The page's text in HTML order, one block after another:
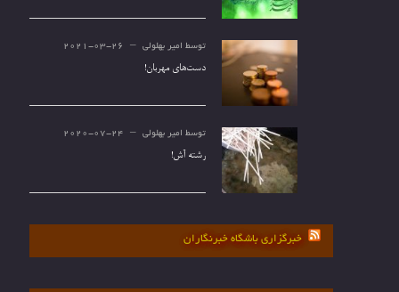
توسط امیر بهلولی 2021-03-26
دست‌های مهربان!
توسط امیر بهلولی 2020-07-24
رشته آش!
خبرگزاری باشگاه خبرنگاران